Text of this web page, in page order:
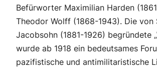
Befürworter Maximilian Harden
Theodor Wolff (1868-1943). Die von
Jacobsohn (1881-1926) begründete
wurde ab 1918 ein bedeutsames
pazifistische und antimilitaristische